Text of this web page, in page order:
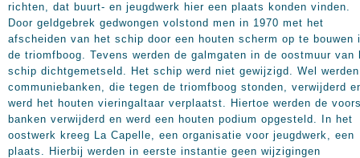
richten, dat buurt- en jeugdwerk hier een plaats konden vinden.
Door geldgebrek gedwongen volstond men in 1970 met het
afscheiden van het schip door een houten scherm op te bouwen
de triomfboog. Tevens werden de galmgaten in de oostmuur van
schip dichtgemetseld. Het schip werd niet gewijzigd. Wel
communiebanken, die tegen de triomfboog stonden, verwijderd
werd het houten vieringaltaar verplaatst. Hiertoe werden de
banken verwijderd en werd een houten podium opgesteld. In het
oostwerk kreeg La Capelle, een organisatie voor jeugdwerk, een
plaats. Hierbij werden in eerste instantie geen wijzigingen